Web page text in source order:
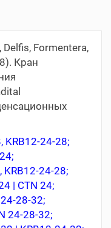
Formentera,
Кран
KRB12-24-28;
KRB12-24-28;
| CTN 24;
28-32;
24-28-32;